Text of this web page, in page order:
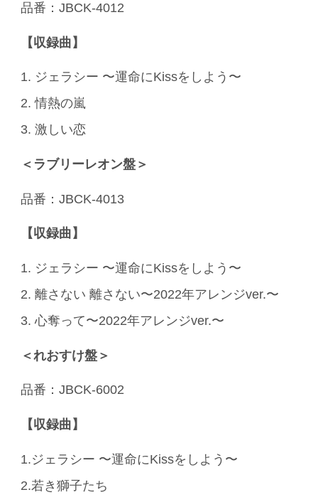
品番：JBCK-4012
【収録曲】
1. ジェラシー 〜運命にKissをしよう〜
2. 情熱の嵐
3. 激しい恋
＜ラブリーレオン盤＞
品番：JBCK-4013
【収録曲】
1. ジェラシー 〜運命にKissをしよう〜
2. 離さない 離さない〜2022年アレンジver.〜
3. 心奪って〜2022年アレンジver.〜
＜れおすけ盤＞
品番：JBCK-6002
【収録曲】
1.ジェラシー 〜運命にKissをしよう〜
2.若き獅子たち